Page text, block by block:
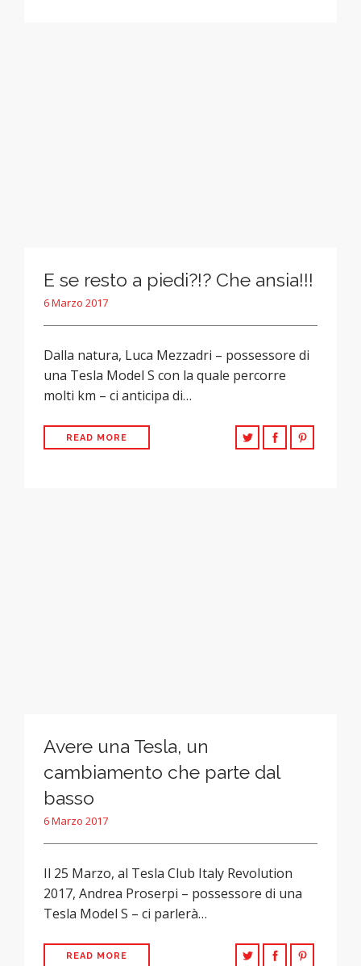
E se resto a piedi?!? Che ansia!!!
6 Marzo 2017
Dalla natura, Luca Mezzadri – possessore di
una Tesla Model S con la quale percorre
molti km – ci anticipa di…
READ MORE
Avere una Tesla, un
cambiamento che parte dal
basso
6 Marzo 2017
Il 25 Marzo, al Tesla Club Italy Revolution
2017, Andrea Proserpi – possessore di una
Tesla Model S – ci parlerà…
READ MORE